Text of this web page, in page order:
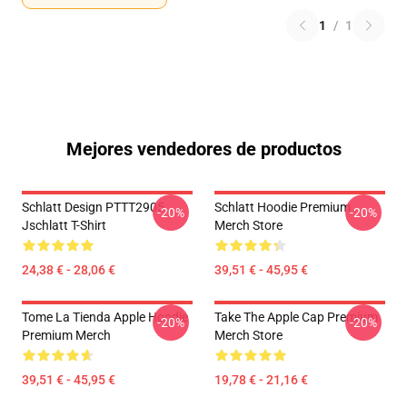
1 / 1
Mejores vendedores de productos
Schlatt Design PTTT2905
Jschlatt T-Shirt
24,38 € - 28,06 €
-20%
Schlatt Hoodie Premium
Merch Store
39,51 € - 45,95 €
-20%
Tome La Tienda Apple Hoodie
Premium Merch
39,51 € - 45,95 €
-20%
Take The Apple Cap Premium
Merch Store
19,78 € - 21,16 €
-20%